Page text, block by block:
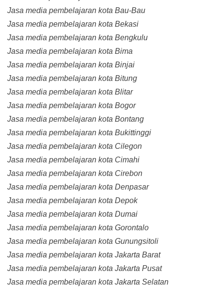
Jasa media pembelajaran kota Bau-Bau
Jasa media pembelajaran kota Bekasi
Jasa media pembelajaran kota Bengkulu
Jasa media pembelajaran kota Bima
Jasa media pembelajaran kota Binjai
Jasa media pembelajaran kota Bitung
Jasa media pembelajaran kota Blitar
Jasa media pembelajaran kota Bogor
Jasa media pembelajaran kota Bontang
Jasa media pembelajaran kota Bukittinggi
Jasa media pembelajaran kota Cilegon
Jasa media pembelajaran kota Cimahi
Jasa media pembelajaran kota Cirebon
Jasa media pembelajaran kota Denpasar
Jasa media pembelajaran kota Depok
Jasa media pembelajaran kota Dumai
Jasa media pembelajaran kota Gorontalo
Jasa media pembelajaran kota Gunungsitoli
Jasa media pembelajaran kota Jakarta Barat
Jasa media pembelajaran kota Jakarta Pusat
Jasa media pembelajaran kota Jakarta Selatan